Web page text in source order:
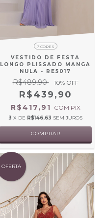
7 CORES
VESTIDO DE FESTA
LONGO PLISSADO MANGA
NULA - RE5017
R$489,90 10% OFF
R$439,90
R$417,91 COM PIX
3 X DE R$146,63 SEM JUROS
COMPRAR
OFERTA